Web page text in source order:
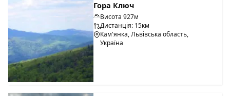
Гора Ключ
Висота 927м
Дистанція: 15км
Кам'янка, Львівська область,
Україна